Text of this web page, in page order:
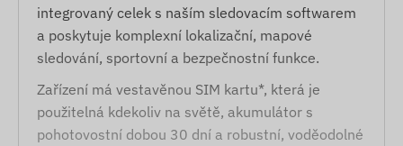
integrovaný celek s naším sledovacím softwarem
a poskytuje komplexní lokalizační, mapové
sledování, sportovní a bezpečnostní funkce.
Zařízení má vestavěnou SIM kartu*, která je
použitelná kdekoliv na světě, akumulátor s
pohotovostní dobou 30 dní a robustní, voděodolné